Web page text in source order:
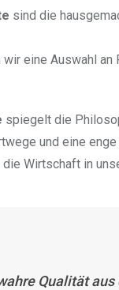
sind die
eine Auswahl
spiegelt die
und eine
Wirtschaft in
Qualität